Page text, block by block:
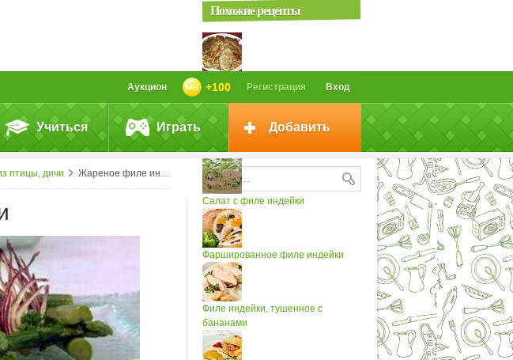
Вход
Регистрация
+100
Аукцион
Учиться Играть Добавить
птицы, дичи Жареное филе индейки
Похожие рецепты
Жареное рыбное филе в
чесночном...
Салат с филе индейки
Фаршированное филе индейки
Филе индейки, тушенное с
бананами